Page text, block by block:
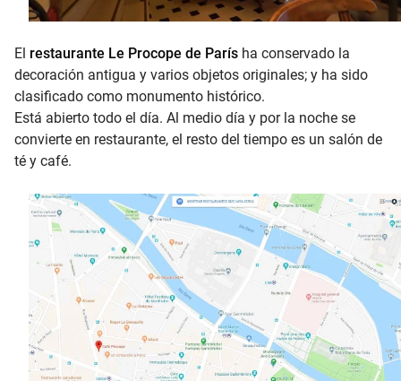
El restaurante Le Procope de París ha conservado la
decoración antigua y varios objetos originales; y ha sido
clasificado como monumento histórico.
Está abierto todo el día. Al medio día y por la noche se
convierte en restaurante, el resto del tiempo es un salón de
té y café.